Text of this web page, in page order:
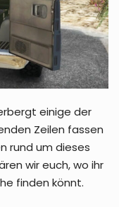
einige der
Zeilen fassen
rund um dieses
wir euch, wo ihr
finden könnt.